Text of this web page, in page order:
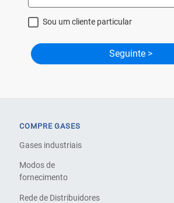
Sou um cliente particular
COMPRE GASES
Gases industriais
Modos de
fornecimento
Rede de Distribuidores